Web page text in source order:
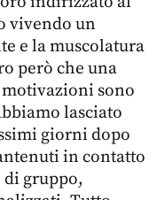
vivendo un
e la muscolatura
però che una
sono
lasciato
giorni dopo
in contatto
gruppo,